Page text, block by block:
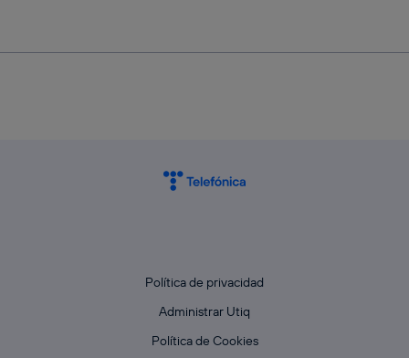
Política de privacidad
Administrar Utiq
Política de Cookies